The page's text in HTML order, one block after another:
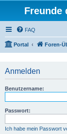
Freunde
FAQ
Portal Foren-
Anmelden
Benutzername:
Passwort:
Ich habe mein Passwort